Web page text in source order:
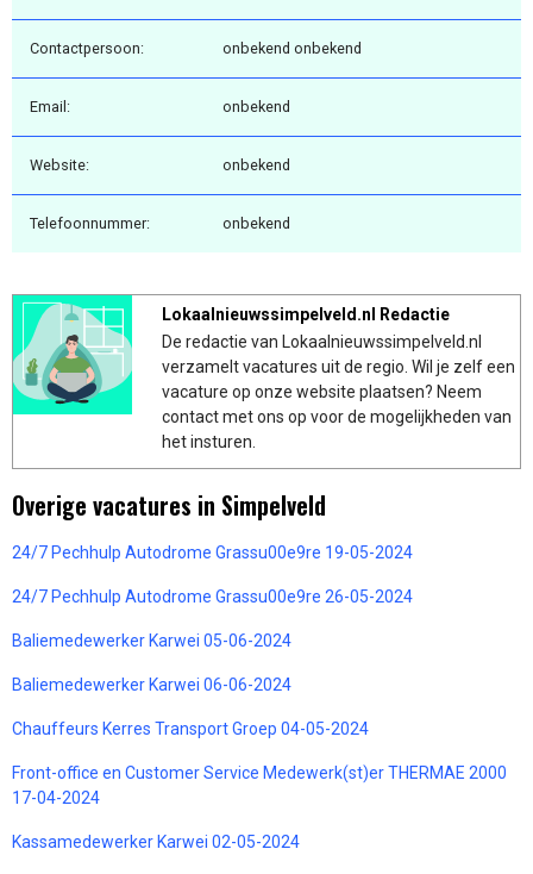
Contactpersoon: onbekend onbekend
Email: onbekend
Website: onbekend
Telefoonnummer: onbekend
Lokaalnieuwssimpelveld.nl Redactie
De redactie van Lokaalnieuwssimpelveld.nl
verzamelt vacatures uit de regio. Wil je zelf een
vacature op onze website plaatsen? Neem
contact met ons op voor de mogelijkheden van
het insturen.
Overige vacatures in Simpelveld
24/7 Pechhulp Autodrome Grassu00e9re 19-05-2024
24/7 Pechhulp Autodrome Grassu00e9re 26-05-2024
Baliemedewerker Karwei 05-06-2024
Baliemedewerker Karwei 06-06-2024
Chauffeurs Kerres Transport Groep 04-05-2024
Front-office en Customer Service Medewerk(st)er THERMAE 2000
17-04-2024
Kassamedewerker Karwei 02-05-2024